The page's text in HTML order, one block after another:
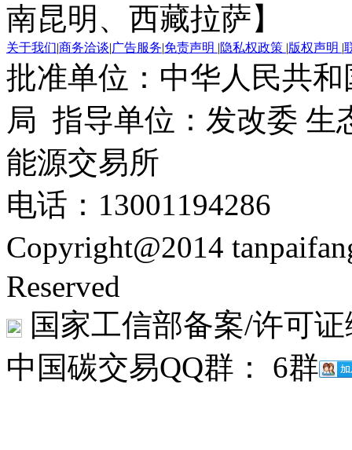
南昆明、西藏拉萨】
关于我们|商务洽谈|广告服务|免责声明 |隐私权政策 |版权声明 |
批准单位：中华人民共
局 指导单位：发改委 生
能源交易所
电话：13001194286
Copyright@2014
Reserved
国家工信部备案/许可
中国碳交易QQ群： 6群